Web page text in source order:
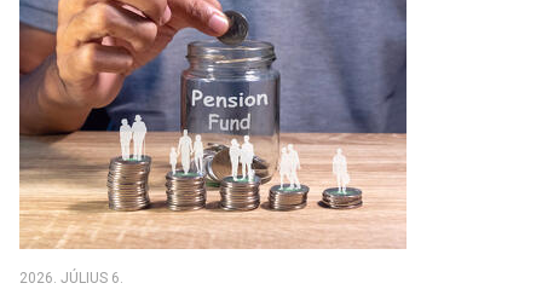
2026. JÚLIUS 6.